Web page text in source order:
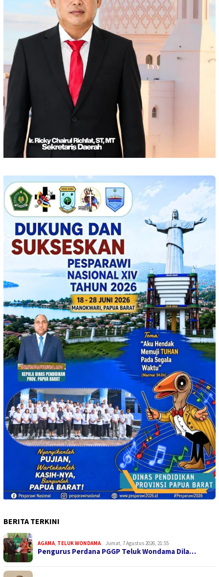
BERITA TERKINI
AGAMA, TELUK WONDAMA Jumat, 7 Agustus 2026, 21:55
Pengurus Perdana PGGP Teluk Wondama Dila…